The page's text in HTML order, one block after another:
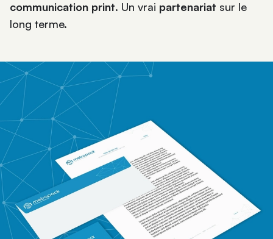
communication print. Un vrai partenariat sur le
long terme.